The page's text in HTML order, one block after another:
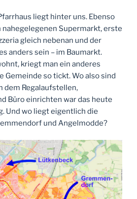
liegt hinter uns. Ebenso
Supermarkt, erste
gleich nebenan und der
anders sein – im Baumarkt.
kriegt man ein anderes
Gemeinde so tickt. Wo also sind
dem Regalaufstellen,
Büro einrichten war das heute
Und wo liegt eigentlich die
und Angelmodde?